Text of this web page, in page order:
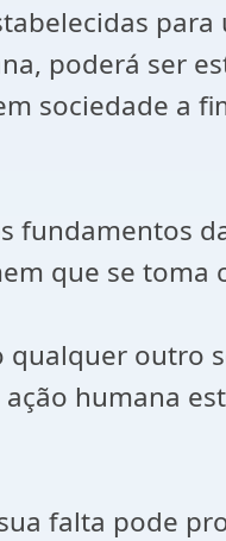
poderá ser
sociedade a
fundamentos
que se
outro
humana
falta pode